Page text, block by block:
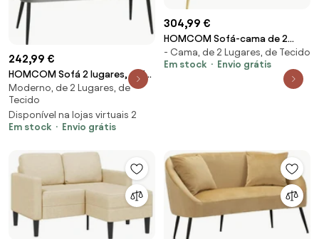
242,99 €
HOMCOM Sofá 2 lugares, sofá
estofado moderno com
estrutura de metal e madeira,
revestimento em tecido
aveludado, cinza | Aosom
Moderno, de 2 Lugares, de
Tecido
Disponível na lojas virtuais 2
Em stock
Envio grátis
304,99 €
HOMCOM Sofá-cama de 2
lugares, encosto ajustável,
almofadas macias,
revestimento com aspecto
- Cama, de 2 Lugares, de Tecido
Em stock
Envio grátis